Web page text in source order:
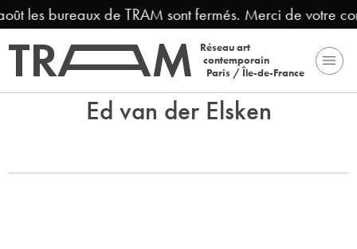
les bureaux de TRAM sont fermés. Merci de votre
Réseau art
contemporain
Paris / Île-de-France
Ed van der Elsken